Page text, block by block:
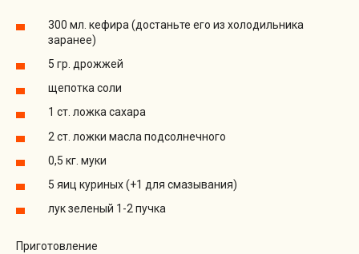
300 мл. кефира (достаньте его из холодильника
заранее)
5 гр. дрожжей
щепотка соли
1 ст. ложка сахара
2 ст. ложки масла подсолнечного
0,5 кг. муки
5 яиц куриных (+1 для смазывания)
лук зеленый 1-2 пучка
Приготовление